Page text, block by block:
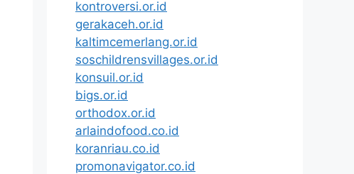
kontroversi.or.id
gerakaceh.or.id
kaltimcemerlang.or.id
soschildrensvillages.or.id
konsuil.or.id
bigs.or.id
orthodox.or.id
arlaindofood.co.id
koranriau.co.id
promonavigator.co.id